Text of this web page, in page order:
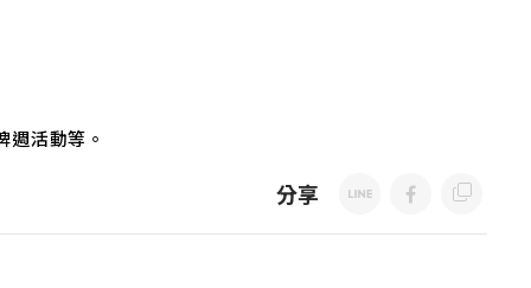
活動等。
分享